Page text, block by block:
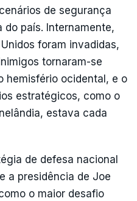
de segurança
do país. Internamente,
foram invadidas,
tornaram-se
hemisfério ocidental, e o
estratégicos, como o
estava cada
de defesa nacional
a presidência de Joe
o maior desafio